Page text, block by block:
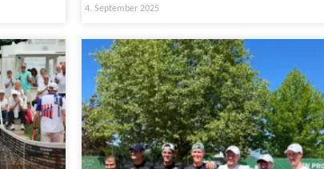
4. September 2025